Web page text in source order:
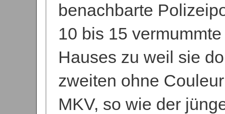
benachbarte
10 bis 15
Hauses zu weil sie
zweiten ohne
MKV, so wie der